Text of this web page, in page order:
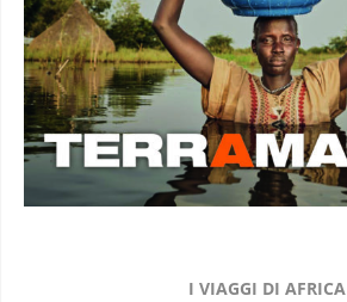
I VIAGGI DI AFRICA